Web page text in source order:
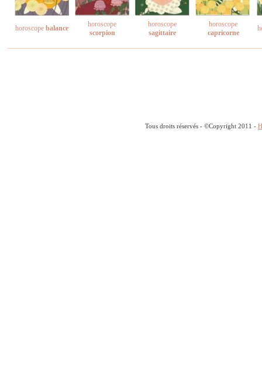
horoscope balance
horoscope
scorpion
horoscope
sagittaire
horoscope
capricorne
Tous droits réservés - ©Copyright 2011 -